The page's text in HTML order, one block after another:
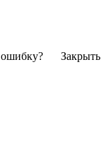
Закрыть